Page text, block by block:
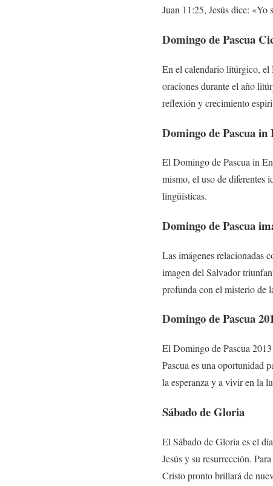
Juan 11:25, Jesús dice:
Domingo de Pascua
En el calendario litúrgico, el
oraciones durante el año
reflexión y crecimiento
Domingo de Pascua in
El Domingo de Pascua in
mismo, el uso de diferentes
lingüísticas.
Domingo de Pascua
Las imágenes relacionadas
imagen del Salvador
profunda con el misterio de
Domingo de Pascua
El Domingo de Pascua
Pascua es una oportunidad
la esperanza y a vivir en la
Sábado de Gloria
El Sábado de Gloria es el
Jesús y su resurrección.
Cristo pronto brillará de